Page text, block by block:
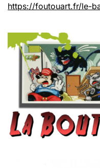
https://foutouart.fr/le-